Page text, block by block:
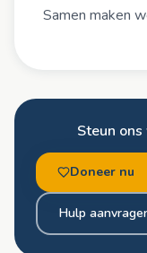
Samen maken
Steun
Doneer nu
Hulp